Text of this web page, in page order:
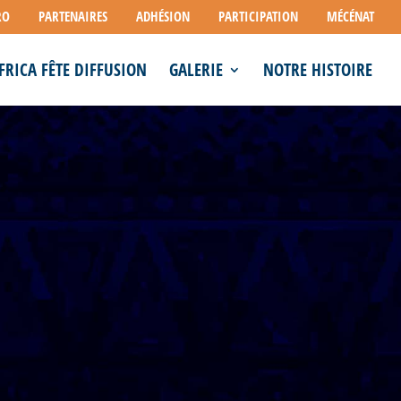
PARTENAIRES ADHÉSION PARTICIPATION MÉCÉNAT
FÊTE DIFFUSION GALERIE NOTRE HISTOIRE